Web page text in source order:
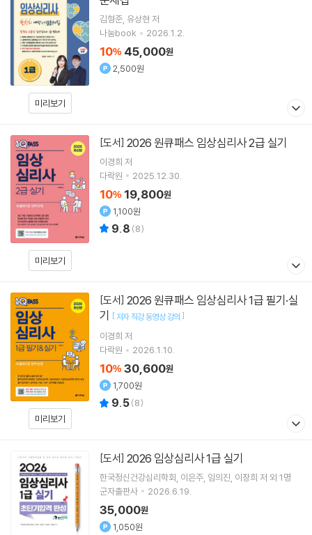
미리보기
김형준 유상현 저
나눔book
2026.1.2.
10% 45,000원
2,500원
미리보기
[도서] 2026 원큐패스 임상심리사 2급 실기
이경희 저
다락원
2025.12.30.
10% 19,800원
1,100원
9.8 (8)
미리보기
[도서]
기 [저자 직강 동영상 강의 ]
이경희 저
다락원
2026.1.10.
10% 30,600원
1,700원
9.5(8)
[도서] 2026 임상심리사 1급 실기
한국정신건강심리학회 이은주 임의진 이창희 저 외 1명
군자출판사
2026.6.19.
35,000원
1,050원